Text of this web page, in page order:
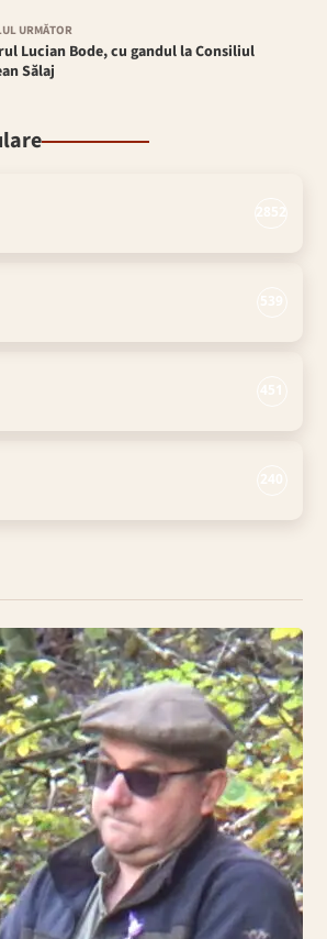
URMĂTOR
Lucian Bode, cu gandul la Consiliul
Sălaj